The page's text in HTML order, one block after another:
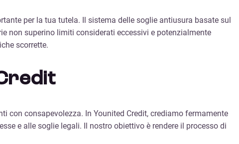
per la tua tutela. Il sistema delle soglie antiusura basate sul
non superino limiti considerati eccessivi e potenzialmente
scorrette.
con consapevolezza. In Younited Credit, crediamo fermamente
e alle soglie legali. Il nostro obiettivo è rendere il processo di